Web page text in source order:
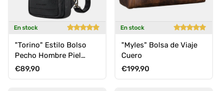
En stock
"Torino" Estilo Bolso
Pecho Hombre Piel
Crossbody Bag para
Precio normal
€89,90
En stock
"Myles" Bolsa de Viaje
Cuero
Precio normal
€199,90